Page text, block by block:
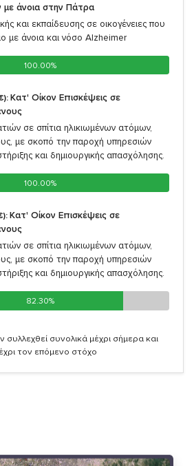
άνοια στην Πάτρα
και εκπαίδευσης σε οικογένειες που
με άνοια και νόσο Alzheimer
100.00%
100.00%
Κατ' Οίκον Επισκέψεις σε
σε σπίτια ηλικιωμένων ατόμων,
με σκοπό την παροχή υπηρεσιών
και δημιουργικής απασχόλησης.
100.00%
100.00%
Κατ' Οίκον Επισκέψεις σε
σε σπίτια ηλικιωμένων ατόμων,
με σκοπό την παροχή υπηρεσιών
και δημιουργικής απασχόλησης.
82.30%
82.30%
συλλεχθεί συνολικά μέχρι σήμερα και
τον επόμενο στόχο